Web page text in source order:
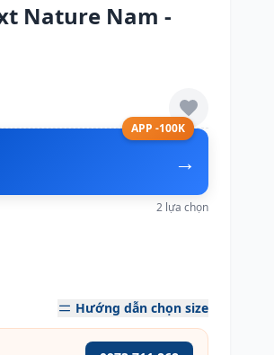
Nature Nam -
APP -100K
→
2 lựa chọn
Hướng dẫn chọn size